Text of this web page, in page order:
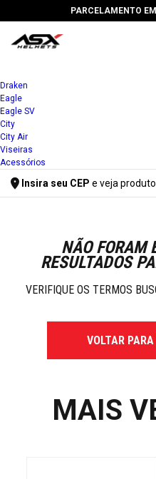
PARCELAMENTO
Draken
Eagle
Eagle SV
City
City Air
Viseiras
Acessórios
Insira seu CEP e veja
NÃO FORAM
RESULTADOS
VERIFIQUE OS TERMOS
VOLTAR
MAIS